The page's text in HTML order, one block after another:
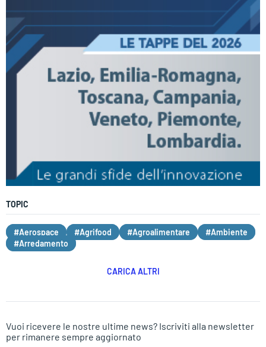
TOPIC
#Aerospace #Agrifood #Agroalimentare
#Ambiente
#Arredamento
CARICA ALTRI
Vuoi ricevere le nostre ultime news? Iscriviti alla newsletter
per rimanere sempre aggiornato